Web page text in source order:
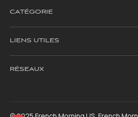
CATÉGORIE
LIENS UTILES
RÉSEAUX